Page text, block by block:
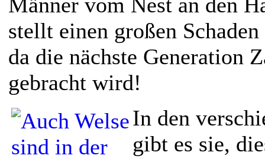
stellt einen großen
da die nächste Generation
gebracht wird!
In den
gibt es sie,